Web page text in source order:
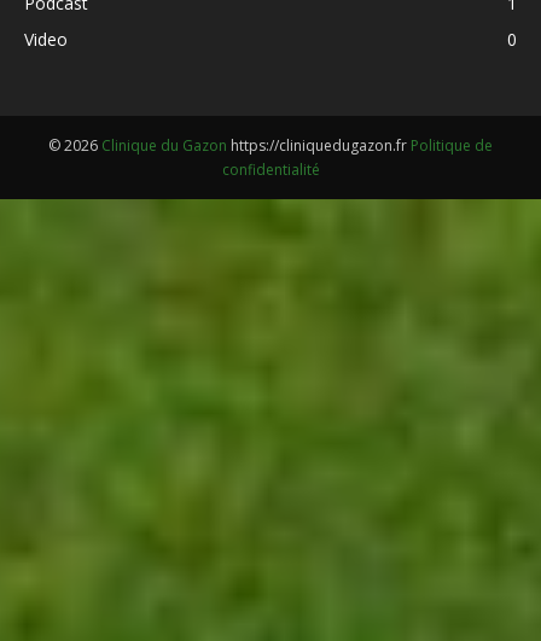
Video
0
© 2026 Clinique du Gazon https://cliniquedugazon.fr Politique de
confidentialité